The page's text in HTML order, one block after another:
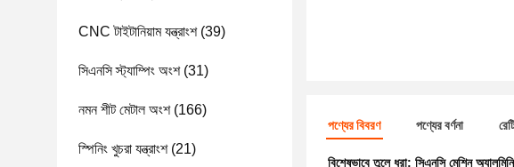
CNC টাইটানিয়াম যন্ত্রাংশ(39)
সিএনসি স্ট্যাম্পিং অংশ(31)
নমন শীট মেটাল অংশ(166)
স্পিনিং খুচরা যন্ত্রাংশ(21)
পণ্যের বিবরণ পণ্যের বর্ণনা
বিশেষভাবে তুলে ধরা: সিএনসি মেশিন